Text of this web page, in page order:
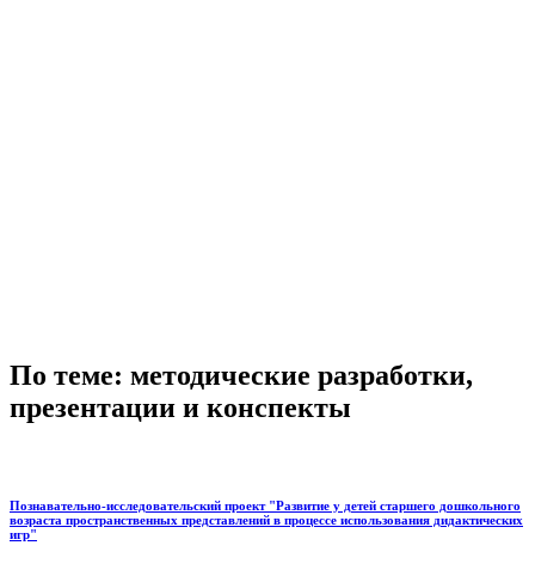
По теме: методические разработки,
презентации и конспекты
Познавательно-исследовательский проект "Развитие у детей старшего дошкольного
возраста пространственных представлений в процессе использования дидактических
игр"